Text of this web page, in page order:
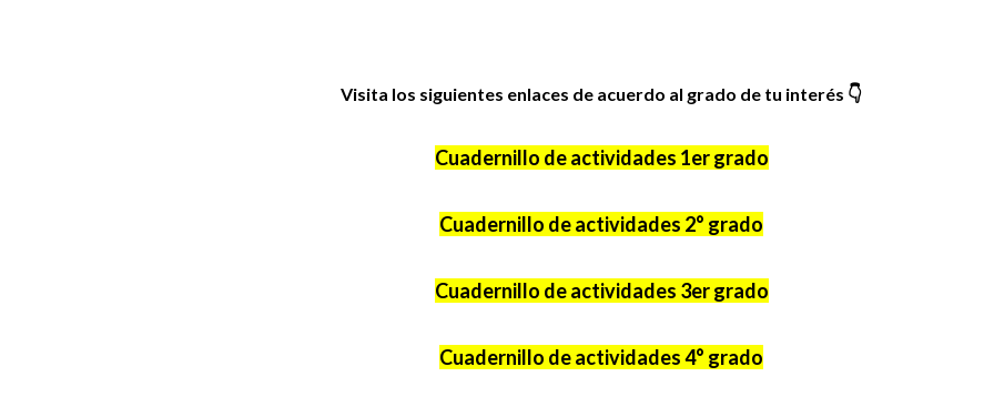
Visita los siguientes enlaces de acuerdo al grado de tu interés 👇
Cuadernillo de actividades 1er grado
Cuadernillo de actividades 2° grado
Cuadernillo de actividades 3er grado
Cuadernillo de actividades 4° grado